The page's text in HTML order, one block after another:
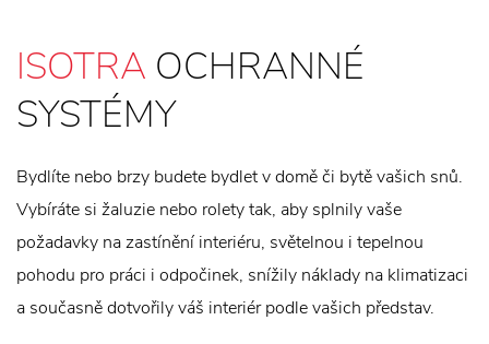
ISOTRA OCHRANNÉ
SYSTÉMY
Bydlíte nebo brzy budete bydlet v domě či bytě vašich snů.
Vybíráte si žaluzie nebo rolety tak, aby splnily vaše
požadavky na zastínění interiéru, světelnou i tepelnou
pohodu pro práci i odpočinek, snížily náklady na klimatizaci
a současně dotvořily váš interiér podle vašich představ.